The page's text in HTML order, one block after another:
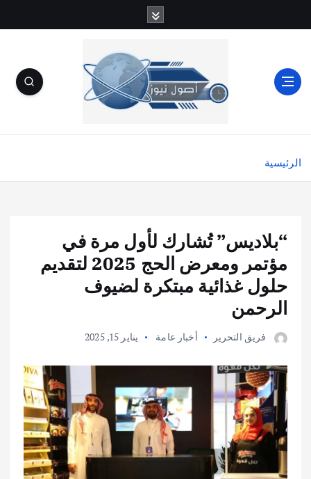
ل
الرئيسية
“بلاديس” تُشارك لأول مرة في
مؤتمر ومعرض الحج 2025 لتقديم
حلول غذائية مبتكرة لضيوف
الرحمن
فريق التحرير أخبار عامة يناير 15, 2025